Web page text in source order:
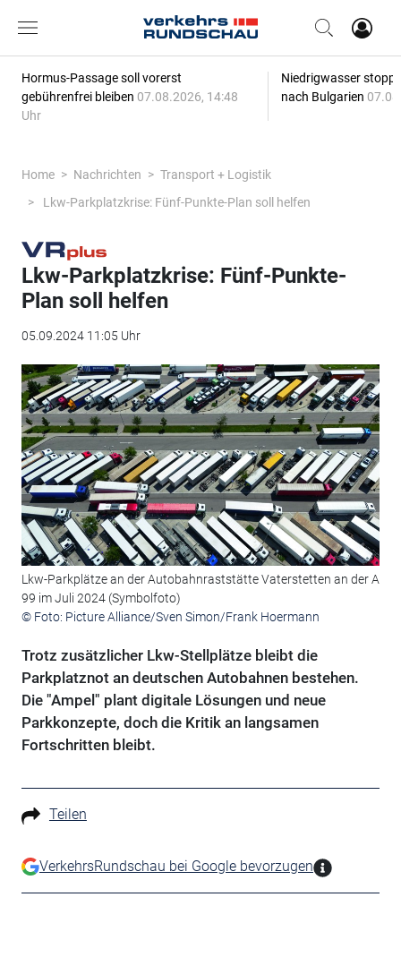
Hormus-Passage soll vorerst
gebührenfrei bleiben 07.08.2026, 14:48
Uhr
Niedrigwasser
nach Bulgarien
Home Nachrichten
Transport + Logistik
Lkw-Parkplatzkrise: Fünf-Punkte-Plan soll helfen
Lkw-Parkplatzkrise: Fünf-Punkte-
Plan soll helfen
05.09.2024 11:05 Uhr
Lkw-Parkplätze an der Autobahnraststätte Vaterstetten an der A
99 im Juli 2024 (Symbolfoto)
© Foto: Picture Alliance/Sven Simon/Frank Hoermann
Trotz zusätzlicher Lkw-Stellplätze bleibt die
Parkplatznot an deutschen Autobahnen bestehen.
Die "Ampel" plant digitale Lösungen und neue
Parkkonzepte, doch die Kritik an langsamen
Fortschritten bleibt.
Teilen
VerkehrsRundschau bei Google bevorzugen